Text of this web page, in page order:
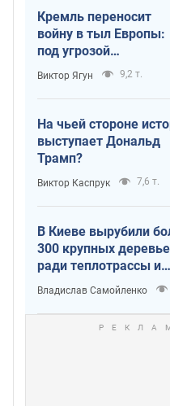
Кремль переносит
войну в тыл Европы:
под угрозой
критическая
логистика
Виктор Ягун 9,2 т.
На чьей стороне
выступает Дональд
Трамп?
Виктор Каспрук 7,6 т.
В Киеве вырубили
300 крупных
ради теплотрассы и
вопреки Генплану
Владислав Самойленко